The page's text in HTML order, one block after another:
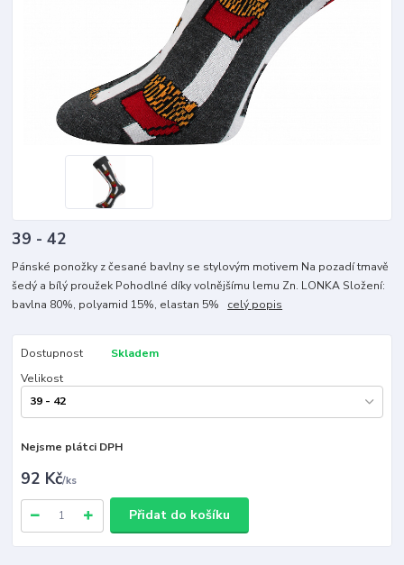
39 - 42
Pánské ponožky z česané bavlny se stylovým motivem Na pozadí tmavě
šedý a bílý proužek Pohodlné díky volnějšímu lemu Zn. LONKA Složení:
bavlna 80%, polyamid 15%, elastan 5% celý popis
Dostupnost
Skladem
Velikost
Nejsme plátci DPH
92 Kč/ks
Přidat do košíku